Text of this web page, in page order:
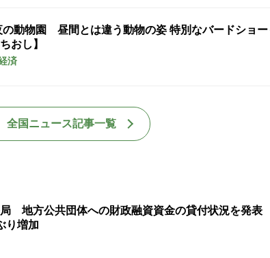
の動物園 昼間とは違う動物の姿 特別なバードショー
おし】
済
全国ニュース記事一覧
局 地方公共団体への財政融資資金の貸付状況を発
り増加